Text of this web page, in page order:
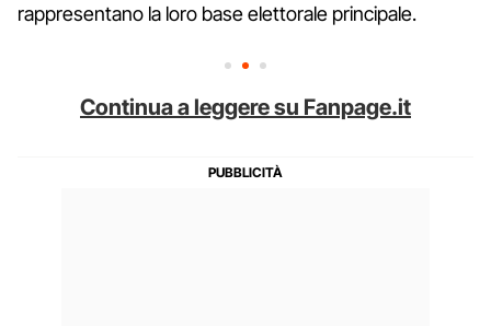
rappresentano la loro base elettorale principale.
Continua a leggere su Fanpage.it